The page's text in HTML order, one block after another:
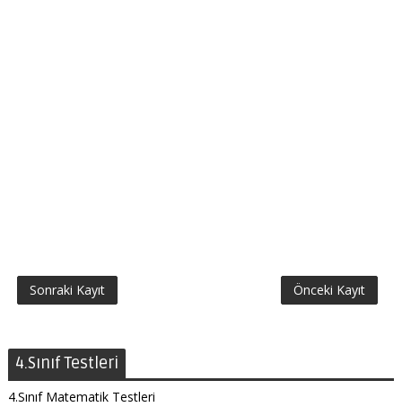
Sonraki Kayıt Önceki Kayıt
4.Sınıf Testleri
4.Sınıf Matematik Testleri